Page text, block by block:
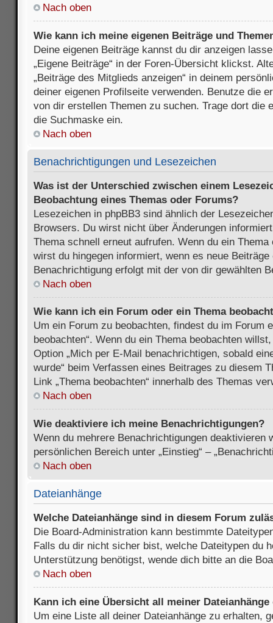
Nach oben
Wie kann ich meine eigenen Beiträge und
Deine eigenen Beiträge kannst du dir anzeigen
„Eigene Beiträge“ in der Foren-Übersicht klickst.
„Beiträge des Mitglieds anzeigen“ in deinem
deiner eigenen Profilseite verwenden. Benutze die
von dir erstellen Themen zu suchen. Trage dort die
die Suchmaske ein.
Nach oben
Benachrichtigungen und Lesezeichen
Was ist der Unterschied zwischen einem
Beobachtung eines Themas oder Forums?
Lesezeichen in phpBB3 sind ähnlich der
Browsers. Du wirst nicht über Änderungen
Thema schnell erneut aufrufen. Wenn du ein
wirst du hingegen informiert, wenn es neue
Benachrichtigung erfolgt mit der von dir gewählten
Nach oben
Wie kann ich ein Forum oder ein Thema
Um ein Forum zu beobachten, findest du im Forum
beobachten“. Wenn du ein Thema beobachten
Option „Mich per E-Mail benachrichtigen, sobald
wurde“ beim Verfassen eines Beitrages zu diesem
Link „Thema beobachten“ innerhalb des Themas
Nach oben
Wie deaktiviere ich meine Benachrichtigungen?
Wenn du mehrere Benachrichtigungen deaktivieren
persönlichen Bereich unter „Einstieg“ –
Nach oben
Dateianhänge
Welche Dateianhänge sind in diesem Forum
Die Board-Administration kann bestimmte
Falls du dir nicht sicher bist, welche Dateitypen du
Unterstützung benötigst, wende dich bitte an die
Nach oben
Kann ich eine Übersicht all meiner Dateianhänge
Um eine Liste all deiner Dateianhänge zu erhalten,